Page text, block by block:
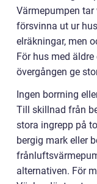
Värmepumpen
försvinna ut ur
elräkningar, men
För hus med
övergången ge
Ingen borrning
Till skillnad från
stora ingrepp på
bergig mark eller
alternativen. För